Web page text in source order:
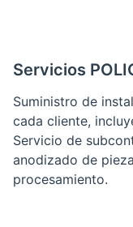
Servicios
Suministro de
cada cliente,
Servicio de
anodizado de
procesamiento.